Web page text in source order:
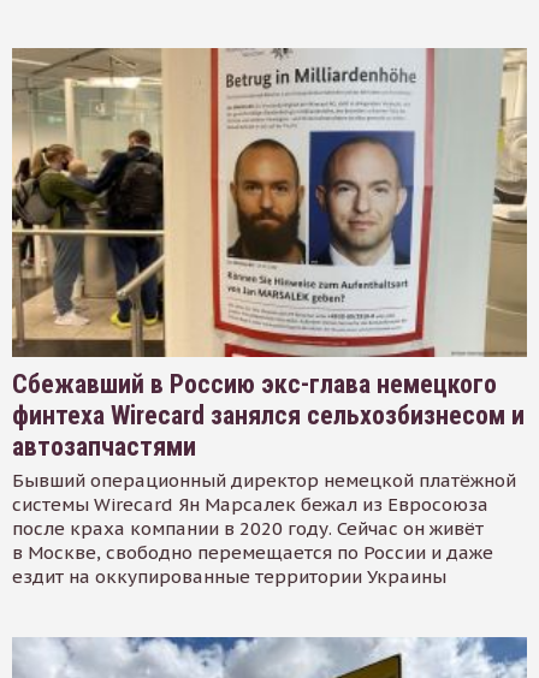
Сбежавший в Россию экс-глава немецкого
финтеха Wirecard занялся сельхозбизнесом и
автозапчастями
Бывший операционный директор немецкой платёжной
системы Wirecard Ян Марсалек бежал из Евросоюза
после краха компании в 2020 году. Сейчас он живёт
в Москве, свободно перемещается по России и даже
ездит на оккупированные территории Украины